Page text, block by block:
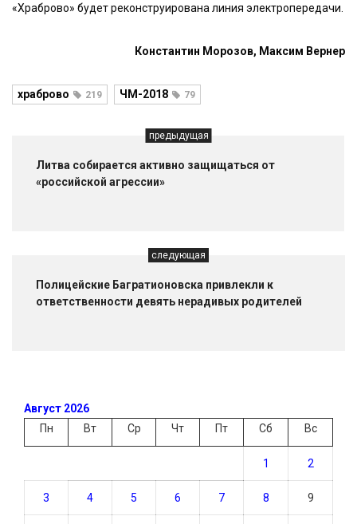
«Храброво» будет реконструирована линия электропередачи.
Константин Морозов, Максим Вернер
храброво 219 ЧМ-2018 79
предыдущая
Литва собирается активно защищаться от
«российской агрессии»
следующая
Полицейские Багратионовска привлекли к
ответственности девять нерадивых родителей
Август 2026
Пн
Вт Ср Чт Пт Сб Вс
1 2
3 4 5 6 7 8 9